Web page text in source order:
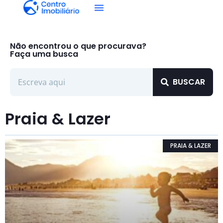
Não encontrou o que procurava?
Faça uma busca
BUSCAR
Praia & Lazer
PRAIA & LAZER